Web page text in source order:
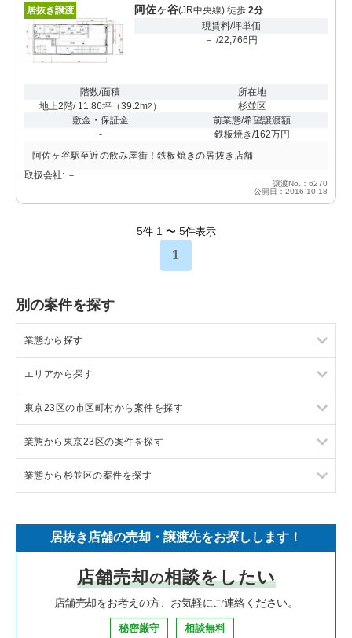
居抜き譲渡 阿佐ヶ谷(JR中央線) 徒歩 2分
現賃料/坪単価
－ /22,766円
階数/面積
地上2階/ 11.86坪（39.2m2 ）
所在地
杉並区
敷金・保証金
-
前業態/希望譲渡額
鉄板焼き/162万円
阿佐ヶ谷駅至近の飲み屋街！鉄板焼きの居抜き店舗
取扱会社: －
譲渡No.：6270
公開日：2016-10-18
5件 1 〜 5件表示
1
別の案件を探す
業態から探す
ラーメンの居抜き売却物件の案件一覧
フランス料理の居抜き売却物件の案件一覧
イタリア料理の居抜き売却物件の案件一覧
中華の居抜き売却物件の案件一覧
寿司の居抜き売却物件の案件一覧
焼肉の居抜き売却物件の案件一覧
鉄板焼き・お好み焼の居抜き売却物件の案件一覧
エリアから探す
東京23区の飲食店の居抜き売却物件の案件一覧
東京都下の飲食店の居抜き売却物件の案件一覧
千葉県の飲食店の居抜き売却物件の案件一覧
神奈川県の飲食店の居抜き売却物件の案件一覧
大阪府の飲食店の居抜き売却物件の案件一覧
兵庫県の飲食店の居抜き売却物件の案件一覧
東京23区の市区町村から案件を探す
目黒区の飲食店の居抜き売却物件の案件一覧
渋谷区の飲食店の居抜き売却物件の案件一覧
新宿区の飲食店の居抜き売却物件の案件一覧
葛飾区の飲食店の居抜き売却物件の案件一覧
中央区の飲食店の居抜き売却物件の案件一覧
業態から東京23区の案件を探す
東京23区のラーメンの居抜き売却物件の案件一覧
東京23区のイタリア料理の居抜き売却物件の案件一覧
東京23区の中華の居抜き売却物件の案件一覧
東京23区のそば・うどんの居抜き売却物件の案件一覧
業態から杉並区の案件を探す
杉並区のイタリア料理の居抜き売却物件の案件一覧
杉並区の中華の居抜き売却物件の案件一覧
杉並区のそば・うどんの居抜き売却物件の案件一覧
居抜き店舗の売却・譲渡先をお探しします！
店舗売却の相談をしたい
店舗売却をお考えの方、お気軽にご連絡ください。
秘密厳守 相談無料